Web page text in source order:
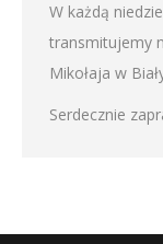
W każdą
transmitujemy
Mikołaja w
Serdecznie